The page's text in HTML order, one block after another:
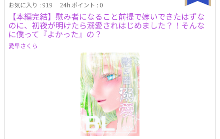
お気に入り : 919 24h.ポイント : 0
【本編完結】慰み者になること前提で嫁いできたはずな
のに、初夜が明けたら溺愛されはじめました？！そんな
に僕って『よかった』の？
愛早さくら